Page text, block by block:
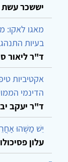
יששכר עשת
מאגו לאקו:
בעיות
ד"ר ליאור
אקטיביות
הדינמי
ד"ר יעקב
יֵשׁ מַשֶּׁהוּ
עלון